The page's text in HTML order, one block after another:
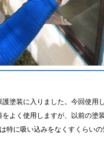
塗装に入りました。今回使用
よく使用しますが、以前の塗
特に吸い込みをなくすくらいの